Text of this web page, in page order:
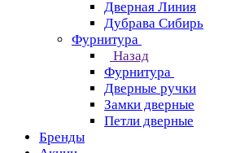
Дверная Линия
Дубрава Сибирь
Фурнитура
Назад
Фурнитура
Дверные ручки
Замки дверные
Петли дверные
Бренды